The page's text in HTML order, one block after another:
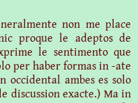
non me place
proque le adeptos de
le sentimento que
per haber formas in ‑ate
occidental ambes es solo
discussion exacte.) Ma in